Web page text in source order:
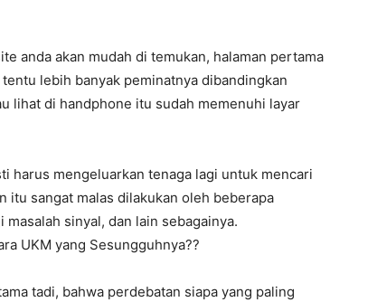
anda akan mudah di temukan, halaman pertama
lebih banyak peminatnya dibandingkan
lihat di handphone itu sudah memenuhi layar
harus mengeluarkan tenaga lagi untuk mencari
itu sangat malas dilakukan oleh beberapa
sinyal, dan lain sebagainya.
UKM yang Sesungguhnya??
tadi, bahwa perdebatan siapa yang paling